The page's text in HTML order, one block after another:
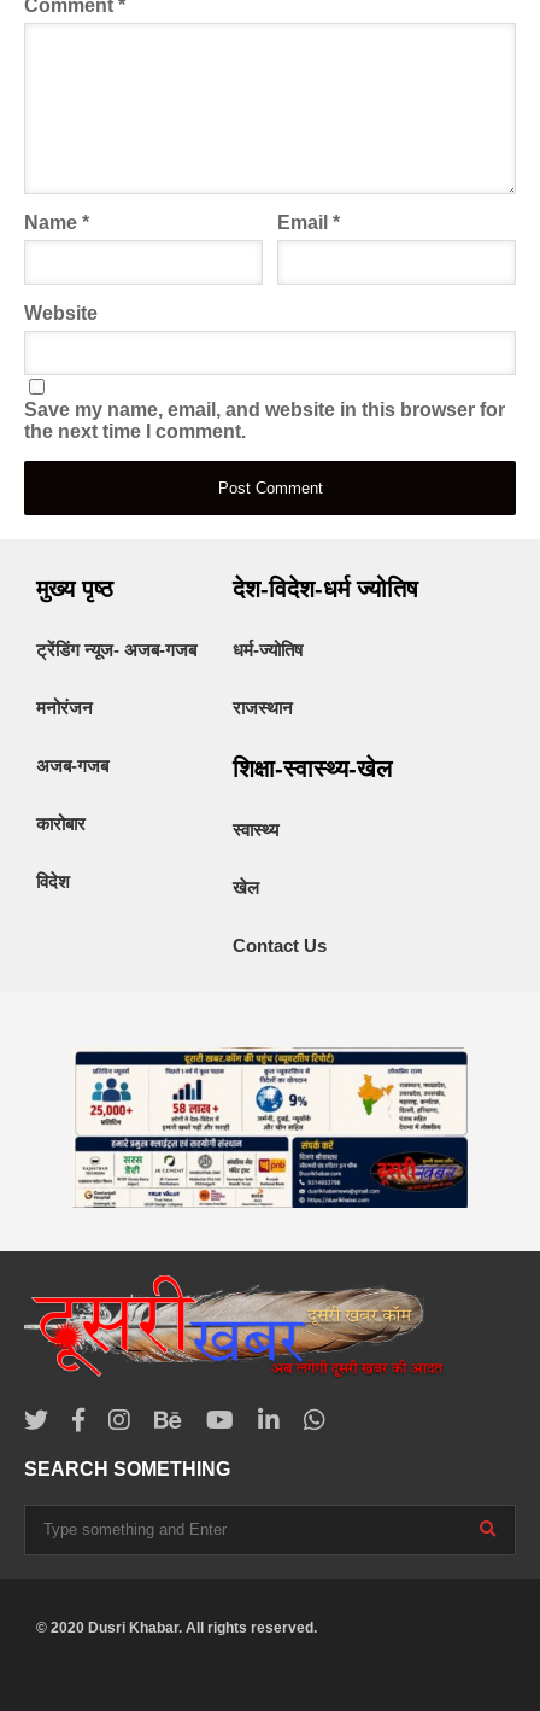
Comment *
Name * Email*
Website
Save my name, email, and website in this browser for
the next time I comment.
मुख्य पृष्ठ
ट्रेंडिंग न्यूज- अजब-गजब
मनोरंजन
अजब-गजब
कारोबार
विदेश
देश-विदेश-धर्म ज्योतिष
धर्म-ज्योतिष
राजस्थान
शिक्षा-स्वास्थ्य-खेल
स्वास्थ्य
खेल
Contact Us
SEARCH SOMETHING
© 2020 Dusri Khabar. All rights reserved.